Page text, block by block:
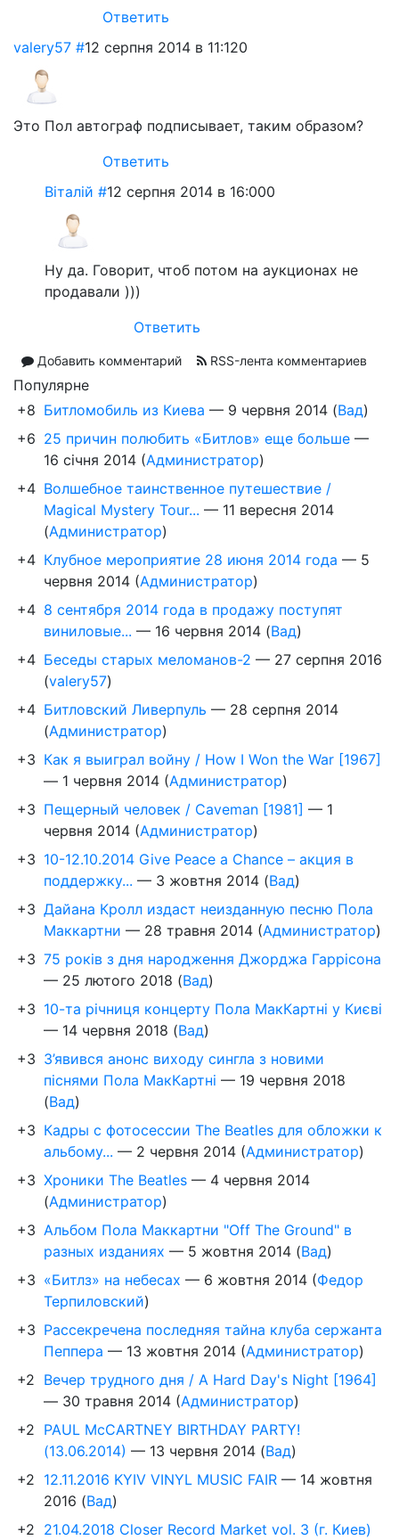
Ответить
valery57 #12 серпня 2014 в 11:120
Это Пол автограф подписывает, таким образом?
Ответить
Віталій #12 серпня 2014 в 16:000
Ну да. Говорит, чтоб потом на аукционах не
продавали )))
Ответить
Добавить комментарий RSS-лента комментариев
Популярне
+8 Битломобиль из Киева — 9 червня 2014 (Вад)
+6 25 причин полюбить «Битлов» еще больше —
16 січня 2014 (Администратор)
+4 Волшебное таинственное путешествие /
Magical Mystery Tour... — 11 вересня 2014
(Администратор)
+4 Клубное мероприятие 28 июня 2014 года — 5
червня 2014 (Администратор)
+4 8 сентября 2014 года в продажу поступят
виниловые... — 16 червня 2014 (Вад)
+4 Беседы старых меломанов-2 — 27 серпня 2016
(valery57)
+4 Битловский Ливерпуль — 28 серпня 2014
(Администратор)
+3 Как я выиграл войну / How I Won the War [1967]
— 1 червня 2014 (Администратор)
+3 Пещерный человек / Caveman [1981] — 1
червня 2014 (Администратор)
+3 10-12.10.2014 Give Peace a Chance – акция в
поддержку... — 3 жовтня 2014 (Вад)
+3 Дайана Кролл издаст неизданную песню Пола
Маккартни — 28 травня 2014 (Администратор)
+3 75 років з дня народження Джорджа Гаррісона
— 25 лютого 2018 (Вад)
+3 10-та річниця концерту Пола МакКартні у Києві
— 14 червня 2018 (Вад)
+3 З’явився анонс виходу сингла з новими
піснями Пола МакКартні — 19 червня 2018
(Вад)
+3 Кадры с фотосессии The Beatles для обложки к
альбому... — 2 червня 2014 (Администратор)
+3 Хроники The Beatles — 4 червня 2014
(Администратор)
+3 Альбом Пола Маккартни "Off The Ground" в
разных изданиях — 5 жовтня 2014 (Вад)
+3 «Битлз» на небесах — 6 жовтня 2014 (Федор
Терпиловский)
+3 Рассекречена последняя тайна клуба сержанта
Пеппера — 13 жовтня 2014 (Администратор)
+2 Вечер трудного дня / A Hard Day's Night [1964]
— 30 травня 2014 (Администратор)
+2 PAUL McCARTNEY BIRTHDAY PARTY!
(13.06.2014) — 13 червня 2014 (Вад)
+2 12.11.2016 KYIV VINYL MUSIC FAIR — 14 жовтня
2016 (Вад)
+2 21.04.2018 Closer Record Market vol. 3 (г. Киев)